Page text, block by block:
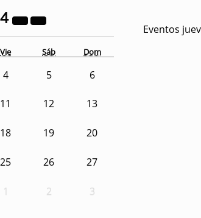
Vie Sáb Dom
4 5 6
11 12 13
18 19 20
25 26 27
1 2 3
Eventos